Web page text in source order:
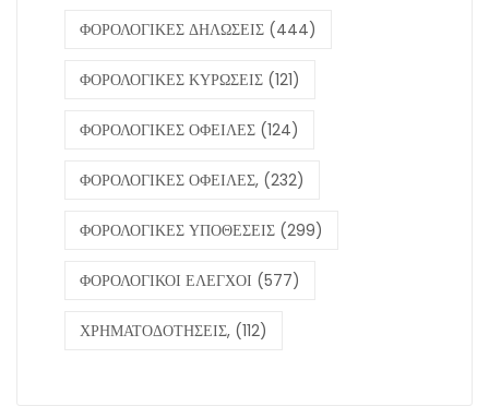
ΦΟΡΟΛΟΓΙΚΕΣ ΔΗΛΩΣΕΙΣ (444)
ΦΟΡΟΛΟΓΙΚΕΣ ΚΥΡΩΣΕΙΣ (121)
ΦΟΡΟΛΟΓΙΚΕΣ ΟΦΕΙΛΕΣ (124)
ΦΟΡΟΛΟΓΙΚΕΣ ΟΦΕΙΛΕΣ, (232)
ΦΟΡΟΛΟΓΙΚΕΣ ΥΠΟΘΕΣΕΙΣ (299)
ΦΟΡΟΛΟΓΙΚΟΙ ΕΛΕΓΧΟΙ (577)
ΧΡΗΜΑΤΟΔΟΤΗΣΕΙΣ, (112)